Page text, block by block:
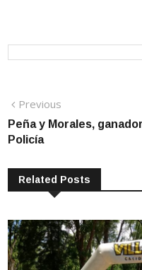
Navegación
de
Previous
post:
Peña y Morales,
Policía
Related Posts